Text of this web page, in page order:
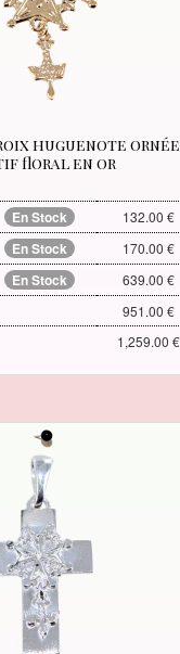
huguenote
floral en or
En Stock
132.00 €
En Stock
170.00 €
En Stock
639.00 €
951.00 €
1,259.00 €